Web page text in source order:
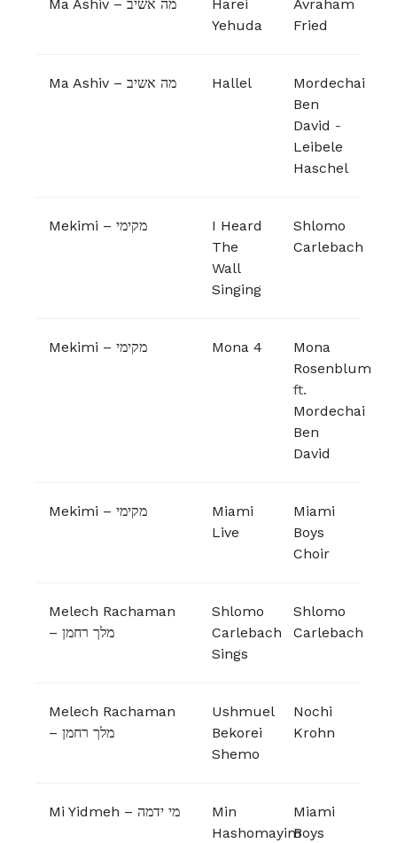
Ma Ashiv – מה אשיב
Harei
Yehuda
Avraham
Fried
Ma Ashiv – מה אשיב Hallel
Mordechai
Ben
David -
Leibele
Haschel
Mekimi – מקימי
I Heard
The
Wall
Singing
Shlomo
Carlebach
Mekimi – מקימי Mona 4
Mona
Rosenblum
ft.
Mordechai
Ben
David
Mekimi – מקימי
Miami
Live
Miami
Boys
Choir
Melech Rachaman
– מלך רחמן
Shlomo
Carlebach
Sings
Shlomo
Carlebach
Melech Rachaman
– מלך רחמן
Ushmuel
Bekorei
Shemo
Nochi
Krohn
Mi Yidmeh – מי ידמה
Min
Hashomayim
Miami
Boys